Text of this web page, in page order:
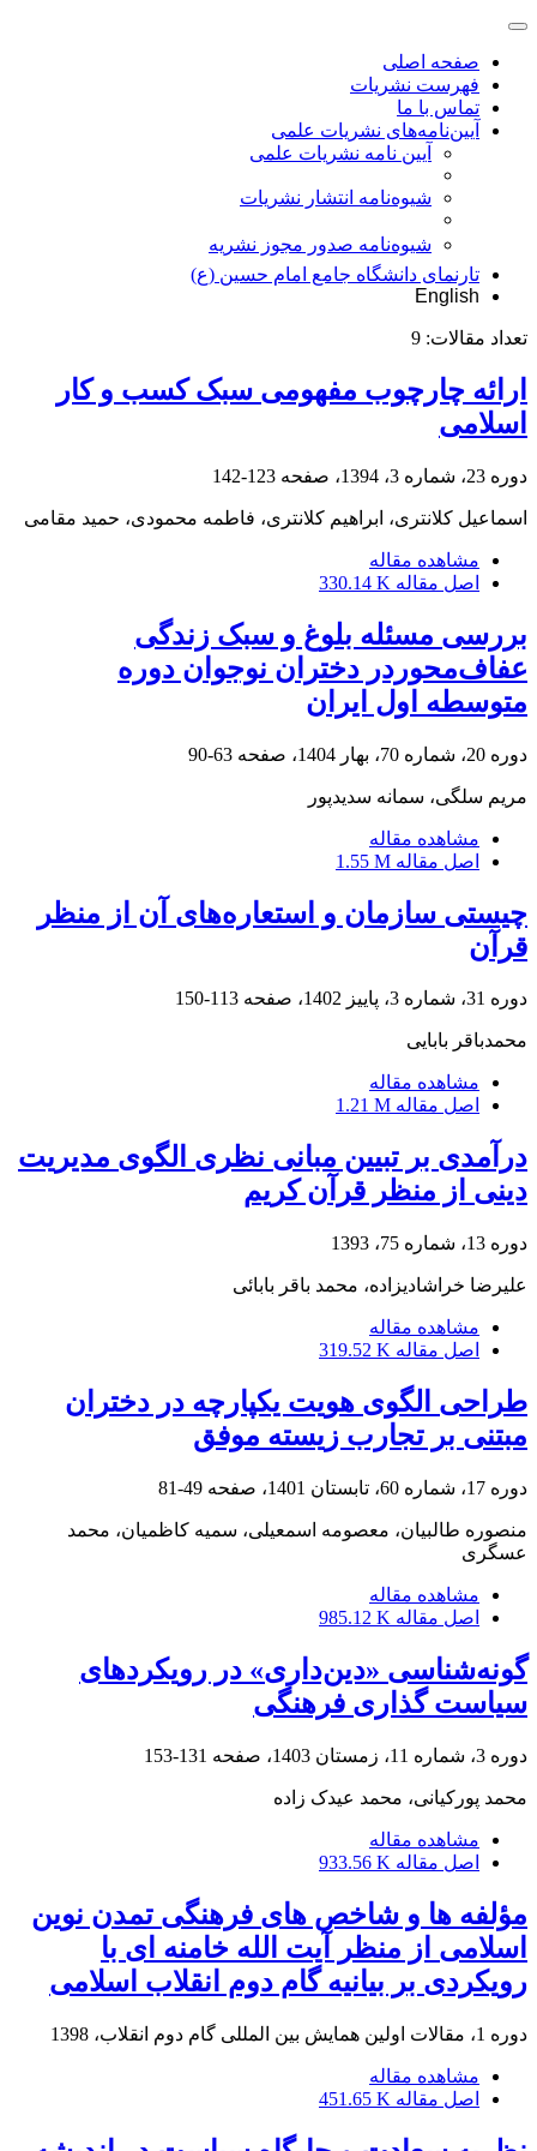
صفحه اصلی
فهرست نشریات
تماس با ما
آیین‌نامه‌های نشریات علمی
آیین نامه نشریات علمی
شیوه‌نامه انتشار نشریات
شیوهنامه صدور مجوز نشریه
تارنمای دانشگاه جامع امام حسین (ع)
English
تعداد مقالات: 9
ارائه چارچوب مفهومی سبک کسب و کار
اسلامی
دوره 23، شماره 3، 1394، صفحه 123-142
اسماعیل کلانتری، ابراهیم کلانتری، فاطمه محمودی، حمید مقامی
مشاهده مقاله
اصل مقاله 330.14 K
بررسی مسئله بلوغ و سبک زندگی
عفاف‌محوردر دختران نوجوان دوره
متوسطه اول ایران
دوره 20، شماره 70، بهار 1404، صفحه 63-90
مریم سلگی، سمانه سدیدپور
مشاهده مقاله
اصل مقاله 1.55 M
چیستی سازمان و استعاره‌های آن از منظر
قرآن
دوره 31، شماره 3، پاییز 1402، صفحه 113-150
محمدباقر بابایی
مشاهده مقاله
اصل مقاله 1.21 M
درآمدی بر تبیین مبانی نظری الگوی مدیریت
دینی از منظر قرآن کریم
دوره 13، شماره 75، 1393
علیرضا خراشادیزاده، محمد باقر بابائی
مشاهده مقاله
اصل مقاله 319.52 K
طراحی الگوی هویت یکپارچه در دختران
مبتنی بر تجارب زیسته موفق
دوره 17، شماره 60، تابستان 1401، صفحه 49-81
منصوره طالبیان، معصومه اسمعیلی، سمیه کاظمیان، محمد
عسگری
مشاهده مقاله
اصل مقاله 985.12 K
گونه‌شناسی «دین‌داری» در رویکردهای
سیاست گذاری فرهنگی
دوره 3، شماره 11، زمستان 1403، صفحه 131-153
محمد پورکیانی، محمد عیدک زاده
مشاهده مقاله
اصل مقاله 933.56 K
مؤلفه ها و شاخص های فرهنگی تمدن نوین
اسلامی از منظر آیت الله خامنه ای با
رویکردی بر بیانیه گام دوم انقلاب اسلامی
دوره 1، مقالات اولین همایش بین المللی گام دوم انقلاب، 1398
مشاهده مقاله
اصل مقاله 451.65 K